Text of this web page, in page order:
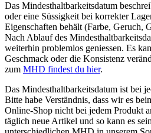
Das Mindesthaltbarkeitsdatum
oder eine Süssigkeit bei korrekter
Eigenschaften behält (Farbe, Geruch,
Nach Ablauf des
weiterhin problemlos geniessen. Es
Geschmack oder die Konsistenz
zum MHD findest du hier.
Das Mindesthaltbarkeitsdatum ist bei
Bitte habe Verständnis, dass wir es
Online-Shop nicht bei jedem Produkt
täglich neue Artikel und so kann es